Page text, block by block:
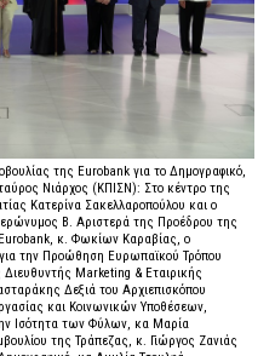
της Eurobank για το Δημογραφικό,
Νιάρχος (ΚΠΙΣΝ): Στο κέντρο της
Κατερίνα Σακελλαροπούλου και ο
Β. Αριστερά της Προέδρου της
κ. Φωκίων Καραβίας, ο
την Προώθηση Ευρωπαϊκού Τρόπου
Marketing & Εταιρικής
Δεξιά του Αρχιεπισκόπου
και Κοινωνικών Υποθέσεων,
Ισότητα των Φύλων, κα Μαρία
της Τράπεζας, κ. Γιώργος Ζανιάς